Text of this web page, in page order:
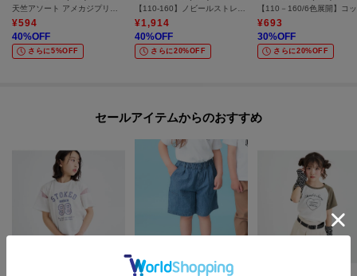
¥594
40%OFF
さらに5%OFF
¥1,914
40%OFF
さらに20%OFF
¥693
30%OFF
さらに20%OFF
セールアイテムからのおすすめ